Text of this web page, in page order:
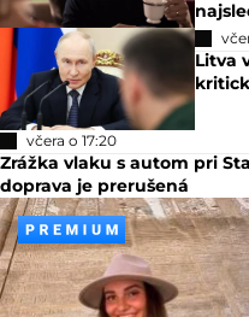
Litva
včera o 17:20
Zrážka vlaku s autom pri
doprava je prerušená